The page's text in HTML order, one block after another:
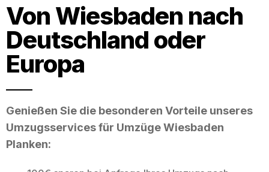
Von Wiesbaden nach
Deutschland oder
Europa
Genießen Sie die besonderen Vorteile unseres
Umzugsservices für Umzüge Wiesbaden
Planken: